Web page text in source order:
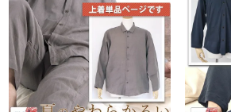
ガールズ上着
単品
ガールズズボ
ン単品
ボーイズ
単品